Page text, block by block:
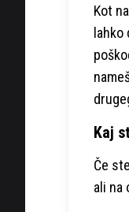
Kot
lahko
Kaj
Če
ali na